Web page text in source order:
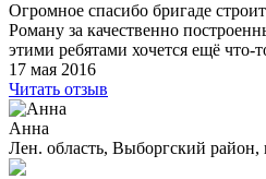
Огромное спасибо бригаде
Роману за качественно
этими ребятами хочется ещё что-
17 мая 2016
Читать отзыв
Анна
Лен. область, Выборгский район,